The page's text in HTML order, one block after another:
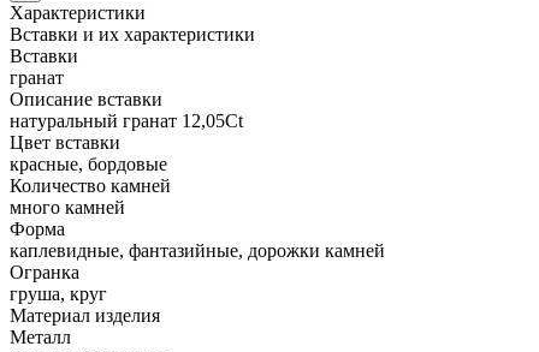
Характеристики
Вставки и их характеристики
Вставки
гранат
Описание вставки
натуральный гранат 12,05Ct
Цвет вставки
красные, бордовые
Количество камней
много камней
Форма
каплевидные, фантазийные, дорожки камней
Огранка
груша, круг
Материал изделия
Металл